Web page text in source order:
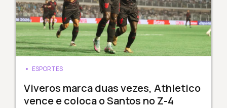
ESPORTES
Viveros marca duas vezes, Athletico
vence e coloca o Santos no Z-4